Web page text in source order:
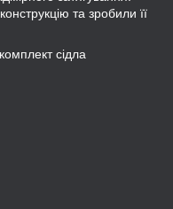
та зробили її
сідла